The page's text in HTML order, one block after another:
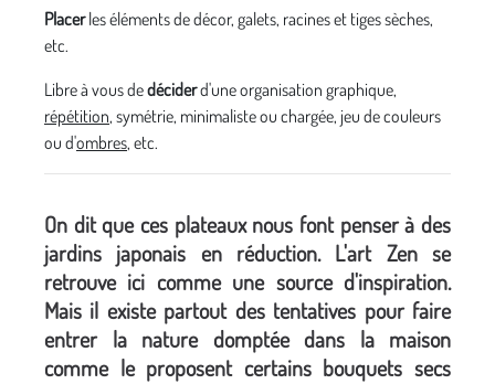
Placerles éléments de décor, galets, racines et tiges sèches,
etc.
Libre à vous dedéciderd'une organisation graphique,
répétition, symétrie, minimaliste ou chargée, jeu de couleurs
ou d'ombres, etc.
On dit que ces plateaux nous font penser à des
jardins japonais en réduction. L'art Zen se
retrouve ici comme une source d'inspiration.
Mais il existe partout des tentatives pour faire
entrer la nature domptée dans la maison
comme le proposent certains bouquets secs